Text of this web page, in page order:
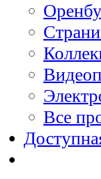
Все